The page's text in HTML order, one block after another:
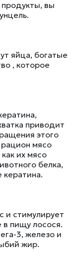
вы
яйца, богатые
, которое
приводит
этого
мясо
их мясо
белка,
кератина.
и стимулирует
в пищу лосося.
3, железо и
жир.